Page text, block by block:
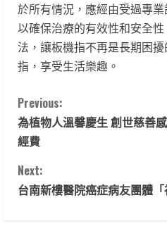
於所有情況，應經由受過專
以確保治療的有效性和安全
法，讓板機指不再是長期困
指，享受生活樂趣。
C
o
n
t
Previous:
為植物人溫馨慶生 創世慈善
經費
Next:
台南新樓醫院癌症病友團體